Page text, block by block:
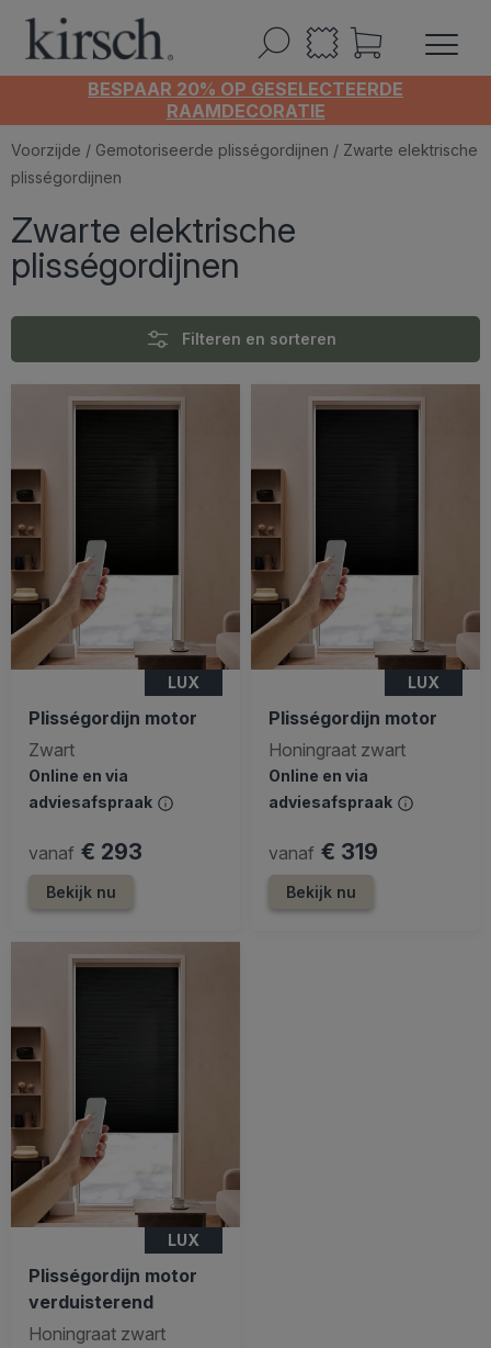
BESPAAR 20% OP GESELECTEERDE
RAAMDECORATIE
Voorzijde / Gemotoriseerde plisségordijnen / Zwarte elektrische
plisségordijnen
Zwarte elektrische
plisségordijnen
Filteren en sorteren
LUX
Plisségordijn motor
Zwart
Online en via
adviesafspraak
vanaf € 293
Bekijk nu
LUX
Plisségordijn motor
Honingraat zwart
Online en via
adviesafspraak
vanaf € 319
Bekijk nu
LUX
Plisségordijn motor
verduisterend
Honingraat zwart